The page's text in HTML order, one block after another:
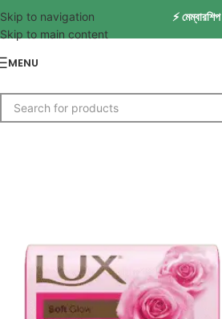
⚡
Skip to navigation
Skip to main content
MENU